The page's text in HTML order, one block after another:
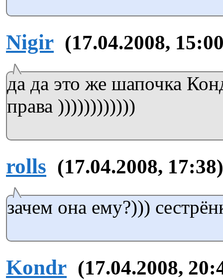
Nigir (17.04.2008,
да да это же шапочка
права ))))))))))))
rolls (17.04.2008, 17:38)
зачем она ему?)))
Kondr (17.04.2008,